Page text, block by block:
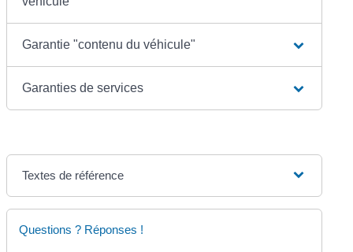
Garantie "contenu du véhicule"
Garanties de services
Textes de référence
Questions ? Réponses !